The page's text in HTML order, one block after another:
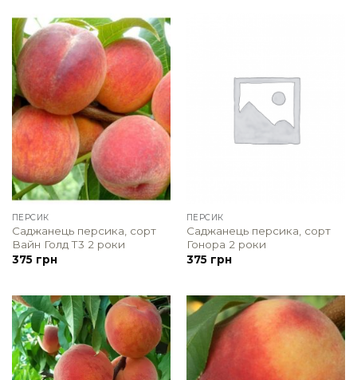
ПЕРСИК
Саджанець персика, сорт
Вайн Голд Т3 2 роки
375 грн
ПЕРСИК
Саджанець персика, сорт
Гонора 2 роки
375 грн